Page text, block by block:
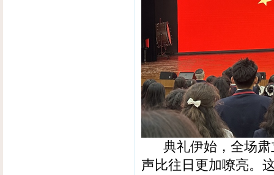
典礼伊始，全场肃
声比往日更加嘹亮。